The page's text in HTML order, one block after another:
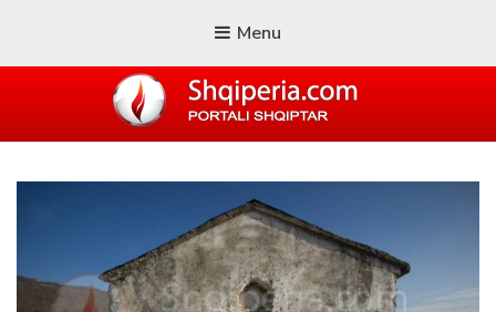
Menu
Blogu i ShqiperiaCom